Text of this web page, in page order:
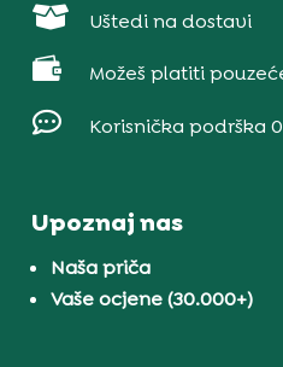
 Uštedi na dostavi
 Možeš platiti
 Korisnička podrška
Upoznaj nas
Naša priča
Vaše ocjene (30.000+)